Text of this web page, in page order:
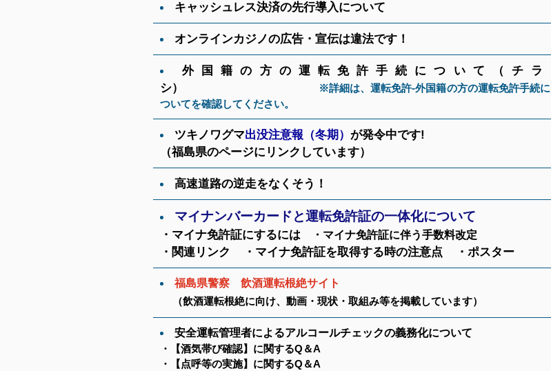
キャッシュレス決済の先行導入について
オンラインカジノの広告・宣伝は違法です！
外国籍の方の運転免許手続について（チラ
シ）
※詳細は、運転免許-外国籍の方の運転免許手続に
ついてを確認してください。
ツキノワグマ出没注意報（冬期） が発令中です!
（福島県のページにリンクしています）
高速道路の逆走をなくそう！
マイナンバーカードと運転免許証の一体化について
・マイナ免許証にするには ・マイナ免許証に伴う手数料改定
・関連リンク ・マイナ免許証を取得する時の注意点 ・ポスター
福島県警察 飲酒運転根絶サイト
（飲酒運転根絶に向け、動画・現状・取組み等を掲載しています）
安全運転管理者によるアルコールチェックの義務化について
・【酒気帯び確認】に関するQ＆A
・【点呼等の実施】に関するQ＆A